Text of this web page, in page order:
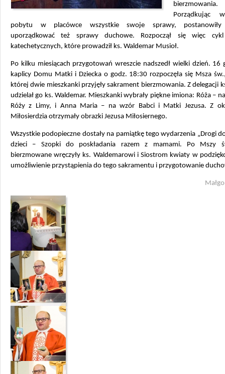
bierzmowania.
Porządkując
pobytu w placówce wszystkie swoje sprawy, postanowiły
uporządkować też sprawy duchowe. Rozpoczął się więc
katechetycznych, które prowadził ks. Waldemar Musioł.
Po kilku miesiącach przygotowań wreszcie nadszedł wielki dzień. 16
kaplicy Domu Matki i Dziecka o godz. 18:30 rozpoczęła się Msza
której dwie mieszkanki przyjęły sakrament bierzmowania. Z delegacji
udzielał go ks. Waldemar. Mieszkanki wybrały piękne imiona: Róża –
Róży z Limy, i Anna Maria – na wzór Babci i Matki Jezusa. Z
Miłosierdzia otrzymały obrazki Jezusa Miłosiernego.
Wszystkie podopieczne dostały na pamiątkę tego wydarzenia „Drogi
dzieci – Szopki do poskładania razem z mamami. Po Mszy
bierzmowane wręczyły ks. Waldemarowi i Siostrom kwiaty w
umożliwienie przystąpienia do tego sakramentu i przygotowanie